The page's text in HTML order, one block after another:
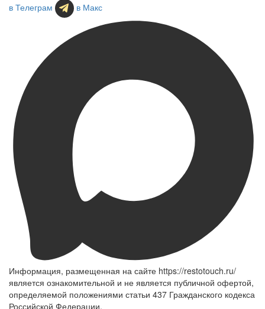
в Телеграм
в Макс
Информация, размещенная на сайте https://restotouch.ru/
является ознакомительной и не является публичной офертой,
определяемой положениями статьи 437 Гражданского кодекса
Российской Федерации.